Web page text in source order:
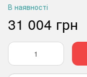
В наявності
31 004 грн